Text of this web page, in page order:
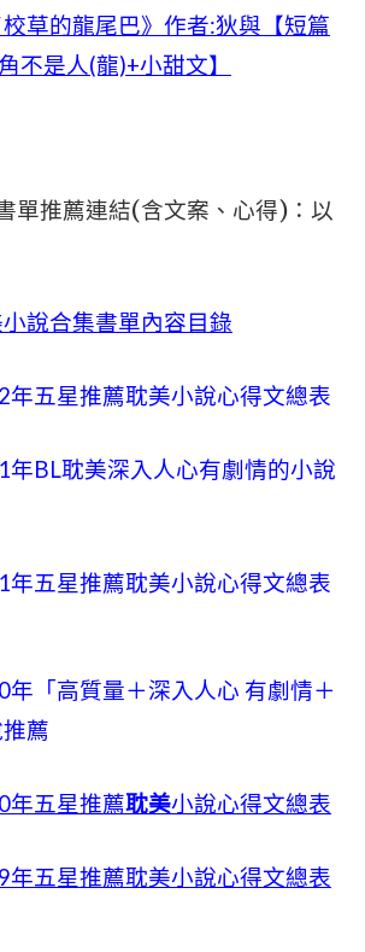
校草的龍尾巴》作者:狄與【短篇
不是人(龍)+小甜文】
單推薦連結(含文案、心得)：以
說合集書單內容目錄
年五星推薦耽美小說心得文總表
年BL耽美深入人心有劇情的小說
年五星推薦耽美小說心得文總表
年「高質量＋深入人心 有劇情＋
薦
年五星推薦耽美小說心得文總表
年五星推薦耽美小說心得文總表